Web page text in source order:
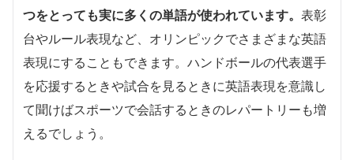
つをとっても実に多くの単語が使われています。 表彰
台やルール表現など、オリンピックでさまざまな英語
表現にすることもできます。ハンドボールの代表選手
を応援するときや試合を見るときに英語表現を意識し
て聞けばスポーツで会話するときのレパートリーも増
えるでしょう。